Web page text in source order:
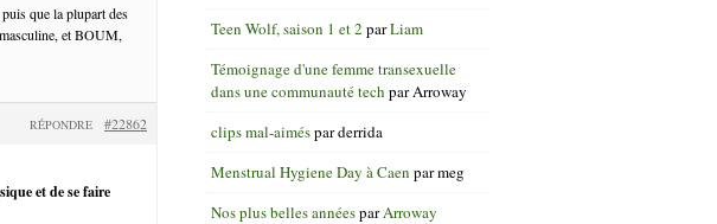
que la plupart des
et BOUM,
#22862
RÉPONDRE
et de se faire
Teen Wolf, saison 1 et 2 parLiam
Témoignage d'une femme transexuelle
dans une communauté tech parArroway
clips mal-aimésparderrida
Menstrual Hygiene Day à Caen parmeg
Nos plus belles annéesparArroway